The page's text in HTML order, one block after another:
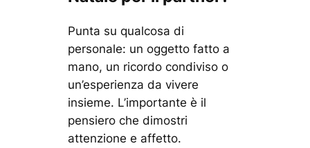
Punta su qualcosa di
personale: un oggetto fatto a
mano, un ricordo condiviso o
un’esperienza da vivere
insieme. L’importante è il
pensiero che dimostri
attenzione e affetto.